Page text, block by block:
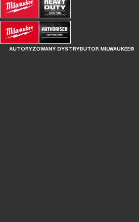
AUTORYZOWANY DYSTRYBUTOR MILWAUKEE®